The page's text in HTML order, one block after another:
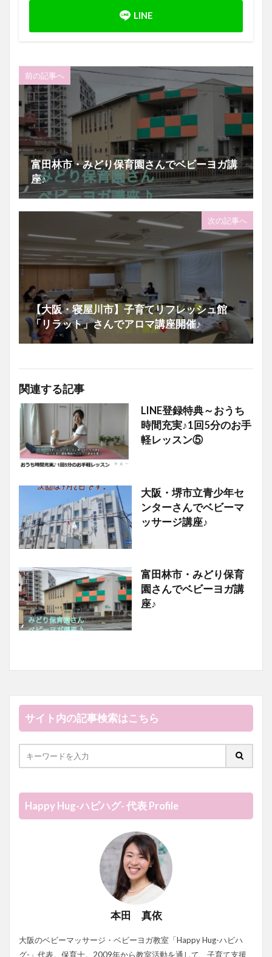
前の記事へ
富田林市・みどり保育園さんでベビーヨガ講
座♪
次の記事へ
【大阪・寝屋川市】子育てリフレッシュ館
「リラット」さんでアロマ講座開催♪
関連する記事
LINE登録特典～おうち
時間充実♪1回5分のお手
軽レッスン⑤
ベビーマッサージ
大阪・堺市立青少年セ
ンターさんでベビーマ
ッサージ講座♪
ベビーヨガ
富田林市・みどり保育
園さんでベビーヨガ講
座♪
サイト内の記事検索はこちら
Happy Hug-ハピハグ- 代表 Profile
本田 真依
大阪のベビーマッサージ・ベビーヨガ教室「Happy Hug-ハピハ
グ-」代表。保育士。2009年から教室活動を通して、子育て支援